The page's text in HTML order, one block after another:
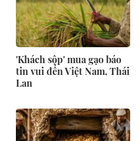
'Khách sộp' mua gạo báo
tin vui đến Việt Nam, Thái
Lan